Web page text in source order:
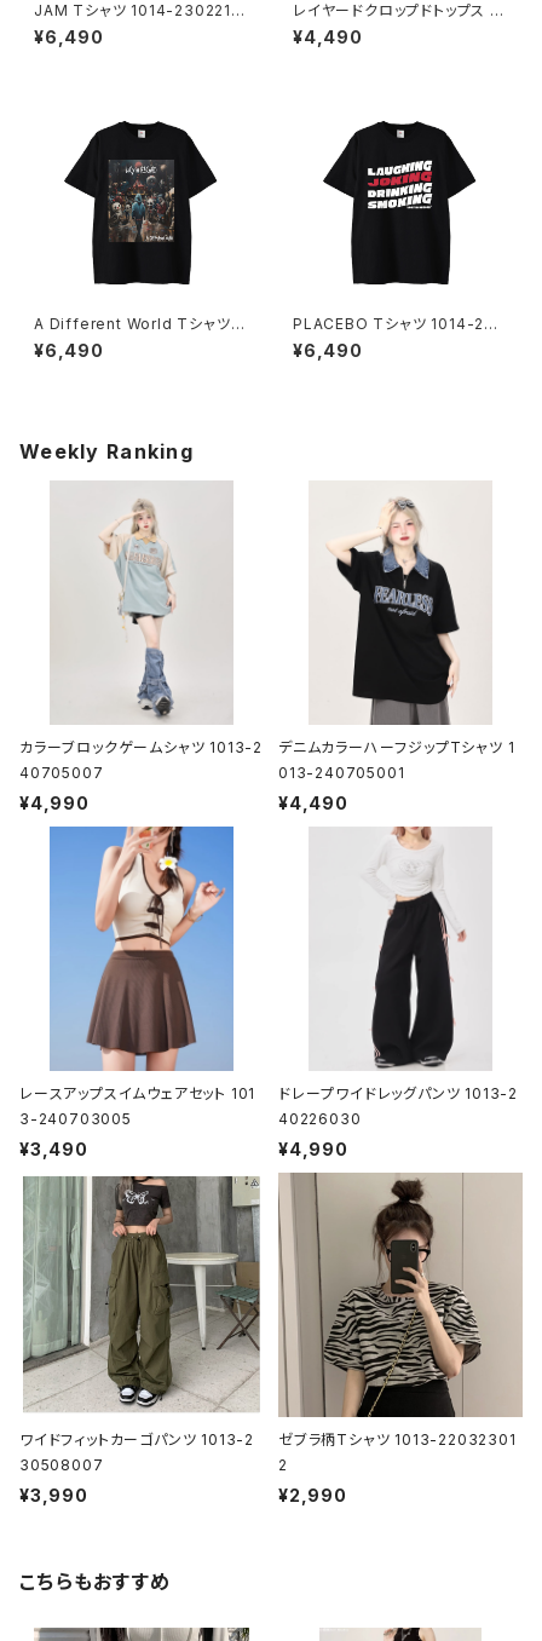
JAM Tシャツ 1014-2302212
25
¥6,490
レイヤードクロップドトップス 10
13-240905015
¥4,490
A Different World Tシャツ 1
014-230221222
¥6,490
PLACEBO Tシャツ 1014-230
221209
¥6,490
Weekly Ranking
カラーブロックゲームシャツ 1013-2
40705007
¥4,990
デニムカラーハーフジップTシャツ 1
013-240705001
¥4,490
レースアップスイムウェアセット 101
3-240703005
¥3,490
ドレープワイドレッグパンツ 1013-2
40226030
¥4,990
ワイドフィットカーゴパンツ 1013-2
30508007
¥3,990
ゼブラ柄Tシャツ 1013-22032301
2
¥2,990
こちらもおすすめ